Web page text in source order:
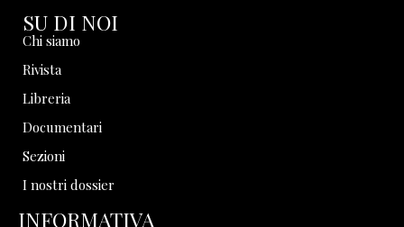
SU DI NOI
Chi siamo
Rivista
Libreria
Documentari
Sezioni
I nostri dossier
INFORMATIVA